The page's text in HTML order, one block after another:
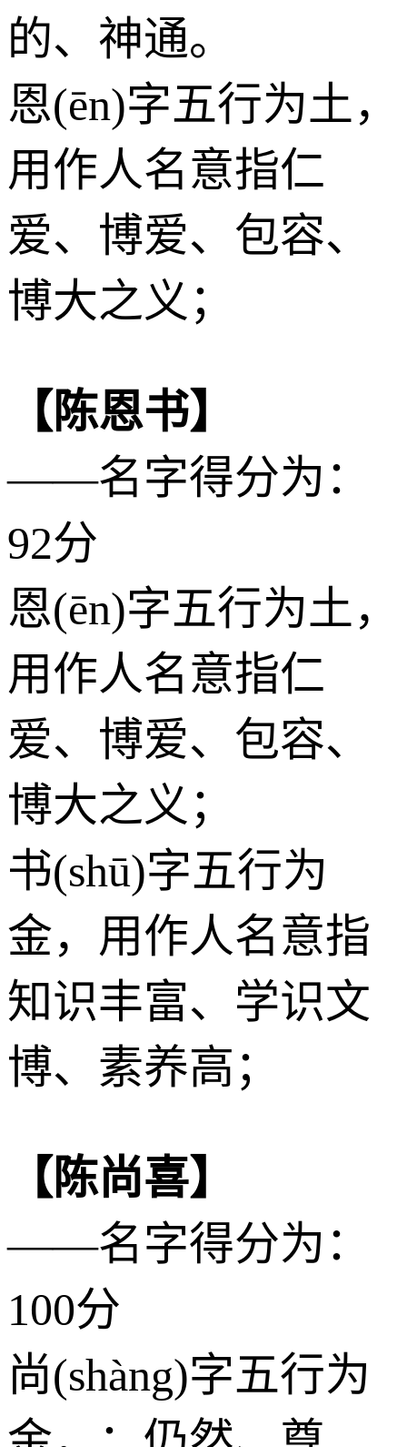
的、神通。
恩(ēn)字五行为土，
用作人名意指仁
爱、博爱、包容、
博大之义；
【陈恩书】
——名字得分为：
92分
恩(ēn)字五行为土，
用作人名意指仁
爱、博爱、包容、
博大之义；
书(shū)字五行为
金，用作人名意指
知识丰富、学识文
博、素养高；
【陈尚喜】
——名字得分为：
100分
尚(shàng)字五行为